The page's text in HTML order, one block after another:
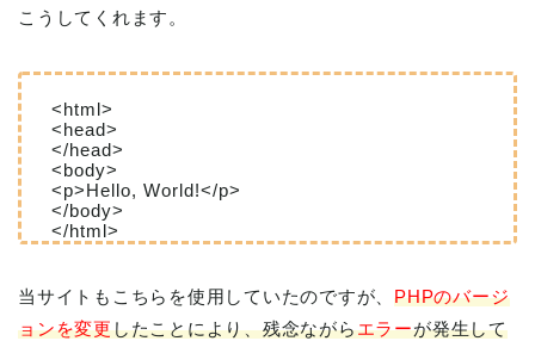
こうしてくれます。
<html>
<head>
</head>
<body>
<p>Hello, World!</p>
</body>
</html>
当サイトもこちらを使用していたのですが、PHPのバージ
ョンを変更したことにより、残念ながらエラーが発生して